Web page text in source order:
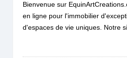
Bienvenue sur
en ligne pour l'immobilier
d'espaces de vie uniques. Notre